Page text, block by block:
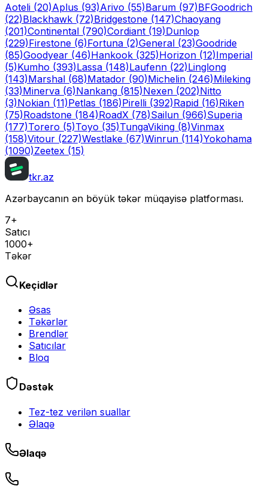
Aoteli (20)Aplus (93)Arivo (55)Barum (97)BFGoodrich
(22)Blackhawk (72)Bridgestone (147)Chaoyang
(201)Continental (790)Cordiant (19)Dunlop
(229)Firestone (6)Fortuna (2)General (23)Goodride
(85)Goodyear (46)Hankook (325)Horizon (12)Imperial
(5)Kumho (393)Lassa (148)Laufenn (22)Linglong
(143)Marshal (68)Matador (90)Michelin (246)Mileking
(33)Minerva (6)Nankang (815)Nexen (202)Nitto
(3)Nokian (11)Petlas (186)Pirelli (392)Rapid (16)Riken
(75)Roadstone (184)RoadX (78)Sailun (966)Superia
(177)Torero (5)Toyo (35)TungaViking (8)Vinmax
(158)Vitour (227)Westlake (67)Winrun (114)Yokohama
(1090)Zeetex (15)
tkr.az
Azərbaycanın ən böyük təkər müqayisə platforması.
7+
Satıcı
1000+
Təkər
Keçidlər
Əsas
Təkərlər
Brendlər
Satıcılar
Bloq
Dəstək
Tez-tez verilən suallar
Əlaqə
Əlaqə